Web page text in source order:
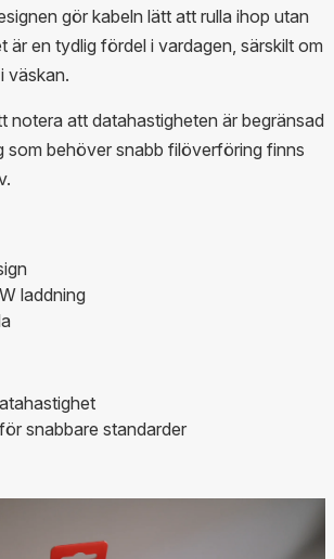
gör kabeln lätt att rulla ihop utan
är en tydlig fördel i vardagen, särskilt om
väskan.
notera att datahastigheten är begränsad
som behöver snabb filöverföring finns
laddning
snabbare standarder